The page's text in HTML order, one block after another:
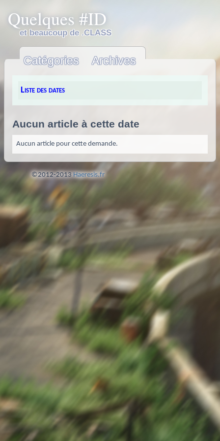
Liste des dates
Aucun article à cette date
Aucun article pour cette demande.
Quelques #ID
et beaucoup de .CLASS
Catégories Archives
©2012-2013 Haeresis.fr